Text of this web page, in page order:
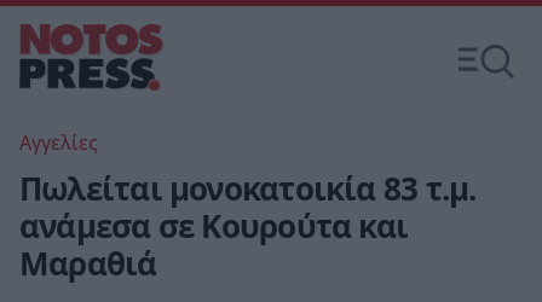
Αγγελίες
Πωλείται μονοκατοικία 83 τ.μ.
ανάμεσα σε Κουρούτα και
Μαραθιά